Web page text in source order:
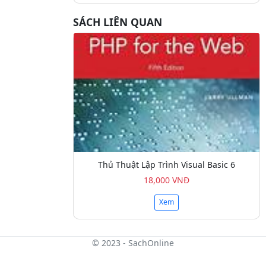
SÁCH LIÊN QUAN
Thủ Thuật Lập Trình Visual Basic 6
18,000 VNĐ
Xem
© 2023 - SachOnline